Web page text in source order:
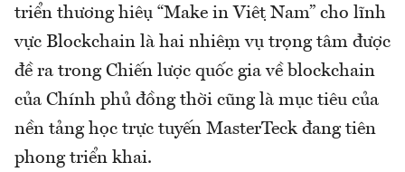
triển thương hiệu “Make in Việt Nam” cho lĩnh
vực Blockchain là hai nhiệm vụ trọng tâm được
đề ra trong Chiến lược quốc gia về blockchain
của Chính phủ đồng thời cũng là mục tiêu của
nền tảng học trực tuyến MasterTeck đang tiên
phong triển khai.